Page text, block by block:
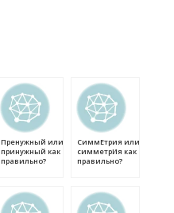
Пренужный или
принужный как
правильно?
СиммЕтрия или
симметрИя как
правильно?